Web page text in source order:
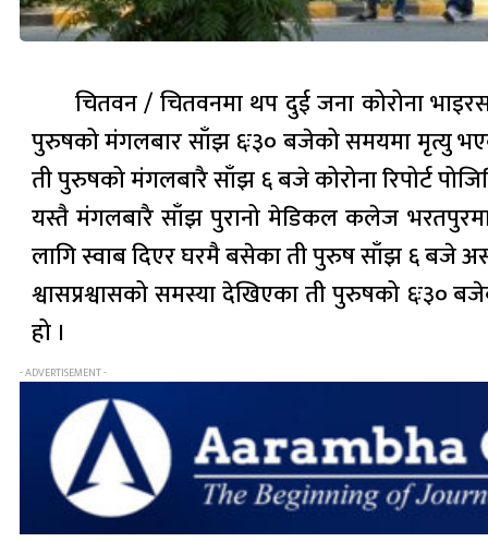
चितवन / चितवनमा थप दुई जना कोरोना
पुरुषको मंगलबार साँझ ६ः३० बजेको समयमा मृत्यु
ती पुरुषको मंगलबारै साँझ ६ बजे कोरोना रिपोर्ट
यस्तै मंगलबारै साँझ पुरानो मेडिकल कलेज
लागि स्वाब दिएर घरमै बसेका ती पुरुष साँझ ६ बजे
श्वासप्रश्वासको समस्या देखिएका ती पुरुषको
हो ।
- ADVERTISEMENT -